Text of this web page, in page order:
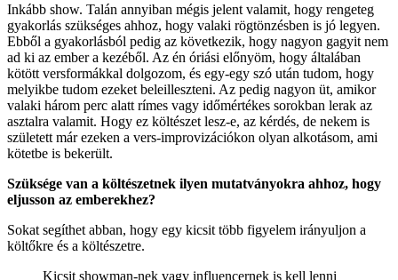
Inkább show. Talán annyiban mégis jelent valamit, hogy rengeteg
gyakorlás szükséges ahhoz, hogy valaki rögtönzésben is jó legyen.
Ebből a gyakorlásból pedig az következik, hogy nagyon gagyit nem
ad ki az ember a kezéből. Az én óriási előnyöm, hogy általában
kötött versformákkal dolgozom, és egy-egy szó után tudom, hogy
melyikbe tudom ezeket beleilleszteni. Az pedig nagyon üt, amikor
valaki három perc alatt rímes vagy időmértékes sorokban lerak az
asztalra valamit. Hogy ez költészet lesz-e, az kérdés, de nekem is
született már ezeken a vers-improvizációkon olyan alkotásom, ami
kötetbe is bekerült.
Szüksége van a költészetnek ilyen mutatványokra ahhoz, hogy
eljusson az emberekhez?
Sokat segíthet abban, hogy egy kicsit több figyelem irányuljon a
költőkre és a költészetre.
Kicsit showman-nek vagy influencernek is kell lenni